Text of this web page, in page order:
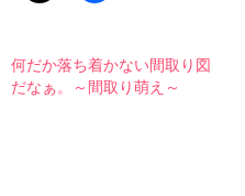
何だか落ち着かない間取り図
だなぁ。～間取り萌え～